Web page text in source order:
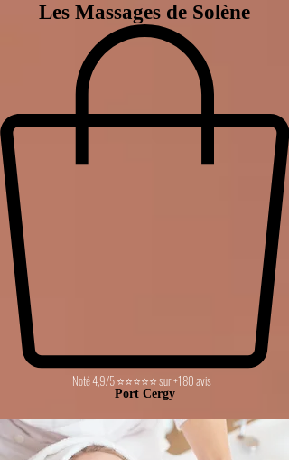
Les Massages de Solène
Noté 4,9/5 ⭐⭐⭐⭐⭐ sur +180 avis
Port Cergy